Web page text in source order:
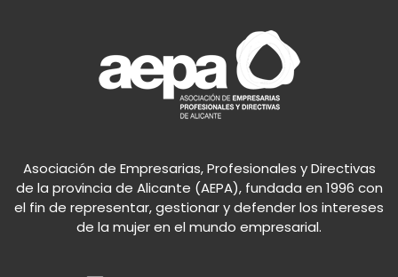
Asociación de Empresarias, Profesionales y Directivas
de la provincia de Alicante (AEPA), fundada en 1996 con
el fin de representar, gestionar y defender los intereses
de la mujer en el mundo empresarial.